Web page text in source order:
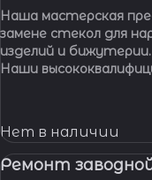
Наша мастерская
замене стекол для
изделий и бижутерии.
Наши
Нет в наличии
Ремонт